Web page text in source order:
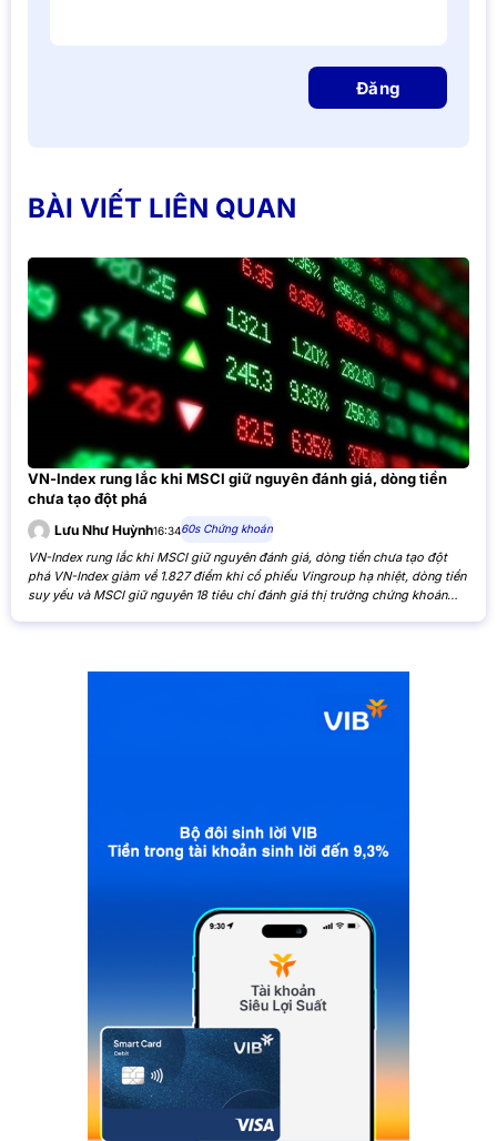
Đăng
BÀI VIẾT LIÊN QUAN
VN-Index rung lắc khi MSCI giữ nguyên đánh giá, dòng tiền
chưa tạo đột phá
Lưu Như Huỳnh16:3460s Chứng khoán
VN-Index rung lắc khi MSCI giữ nguyên đánh giá, dòng tiền chưa tạo đột
phá VN-Index giảm về 1.827 điểm khi cổ phiếu Vingroup hạ nhiệt, dòng tiền
suy yếu và MSCI giữ nguyên 18 tiêu chí đánh giá thị trường chứng khoán